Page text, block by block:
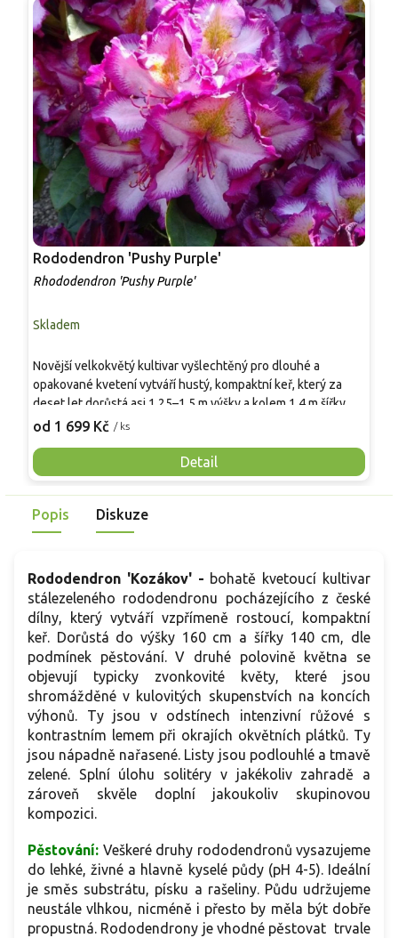
Rododendron 'Pushy Purple'
Rhododendron 'Pushy Purple'
Skladem
od 1 699 Kč / ks
Detail
Novější velkokvětý kultivar vyšlechtěný pro dlouhé a
opakované kvetení vytváří hustý, kompaktní keř, který za
deset let dorůstá asi 1,25–1,5 m výšky a kolem 1,4 m šířky.
Listy jsou eliptické, tmavě zelené, kožovité a stálezelené.
purpurově fialové barvy s bílým středem a žlutou kresbou v
hrdle. Kvete od konce května až do poloviny října.
Mrazuvzdornost cca −20 °C, rostlina je jedovatá.
Popis Diskuze
Rododendron 'Kozákov' - bohatě kvetoucí kultivar
stálezeleného rododendronu pocházejícího z české
dílny, který vytváří vzpřímeně rostoucí, kompaktní
keř. Dorůstá do výšky 160 cm a šířky 140 cm, dle
podmínek pěstování. V druhé polovině května se
objevují typicky zvonkovité květy, které jsou
shromážděné v kulovitých skupenstvích na koncích
výhonů. Ty jsou v odstínech intenzivní růžové s
kontrastním lemem při okrajích okvětních plátků. Ty
jsou nápadně nařasené. Listy jsou podlouhlé a tmavě
zelené. Splní úlohu solitéry v jakékoliv zahradě a
zároveň skvěle doplní jakoukoliv skupinovou
kompozici.
Pěstování: Veškeré druhy rododendronů vysazujeme
do lehké, živné a hlavně kyselé půdy (pH 4-5). Ideální
je směs substrátu, písku a rašeliny. Půdu udržujeme
neustále vlhkou, nicméně i přesto by měla být dobře
propustná. Rododendrony je vhodné pěstovat trvale